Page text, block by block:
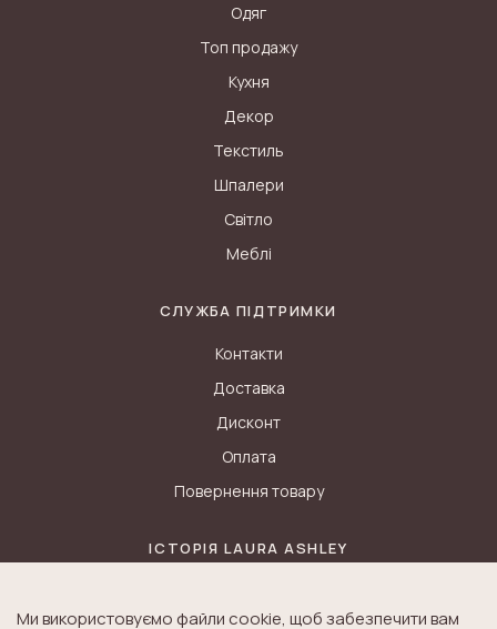
Одяг
Топ продажу
Кухня
Декор
Текстиль
Шпалери
Світло
Меблі
СЛУЖБА ПІДТРИМКИ
Контакти
Доставка
Дисконт
Оплата
Повернення товару
ІСТОРІЯ LAURA ASHLEY
Ми використовуємо файли cookie, щоб забезпечити вам